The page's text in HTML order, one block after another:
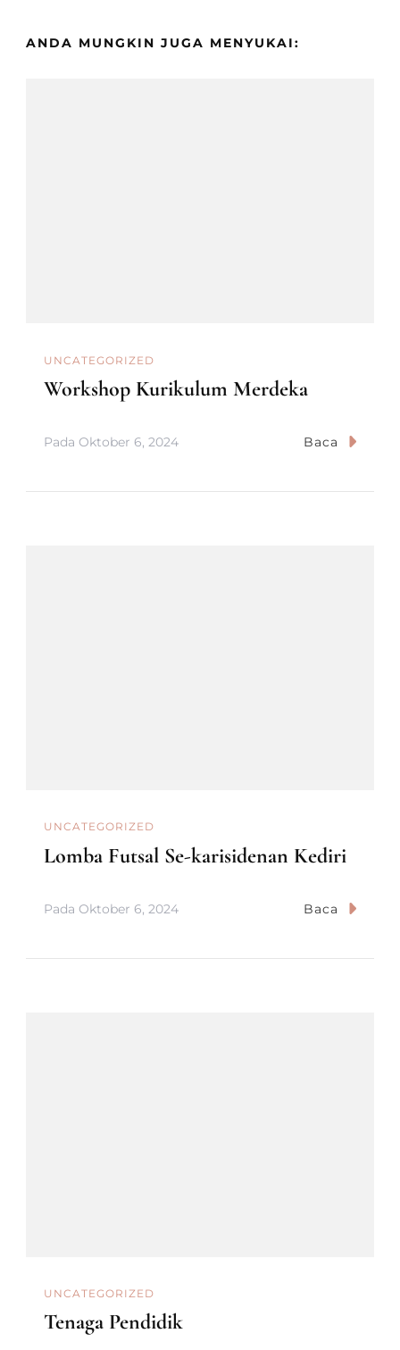
ANDA MUNGKIN JUGA MENYUKAI:
UNCATEGORIZED
Workshop Kurikulum Merdeka
Pada Oktober 6, 2024 Baca
UNCATEGORIZED
Lomba Futsal Se-karisidenan Kediri
Pada Oktober 6, 2024 Baca
UNCATEGORIZED
Tenaga Pendidik